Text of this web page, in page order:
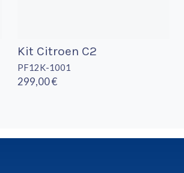
Kit Citroen C2
PF12K-1001
299,00 €